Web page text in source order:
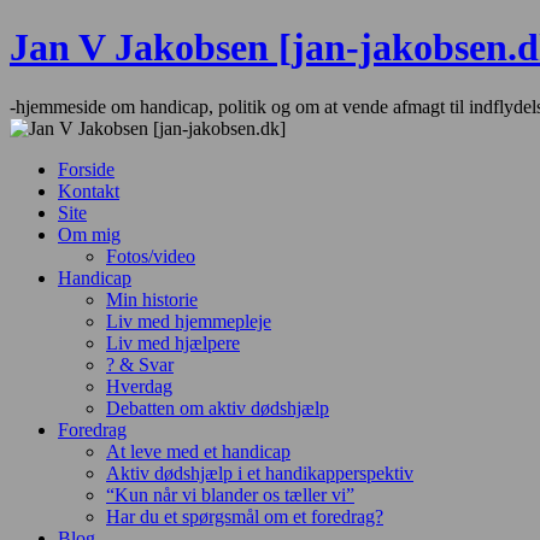
Hop
til
Jan V Jakobsen [jan-
-hjemmeside om handicap, politik og om at vende afmagt til
Forside
Kontakt
Site
Om mig
Fotos/video
Handicap
Min historie
Liv med hjemmepleje
Liv med hjælpere
? & Svar
Hverdag
Debatten om aktiv dødshjælp
Foredrag
At leve med et handicap
Aktiv dødshjælp i et handikapperspektiv
“Kun når vi blander os tæller vi”
Har du et spørgsmål om et foredrag?